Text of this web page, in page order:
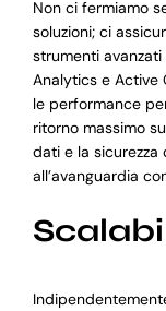
Non ci fermiamo
soluzioni; ci
strumenti avanzati
Analytics e Active
le performance
ritorno massimo
dati e la sicurezza
all’avanguardia